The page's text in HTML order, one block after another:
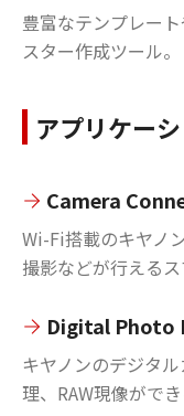
豊富なテンプレー
スター作成ツール。
アプリケー
Camera
Wi-Fi搭載のキヤノ
撮影などが行えるス
Digital Photo
キヤノンのデジタ
理、RAW現像がで